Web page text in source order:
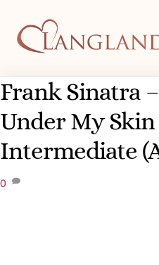
content
Frank Sinatra
Under My Skin
Intermediate
0